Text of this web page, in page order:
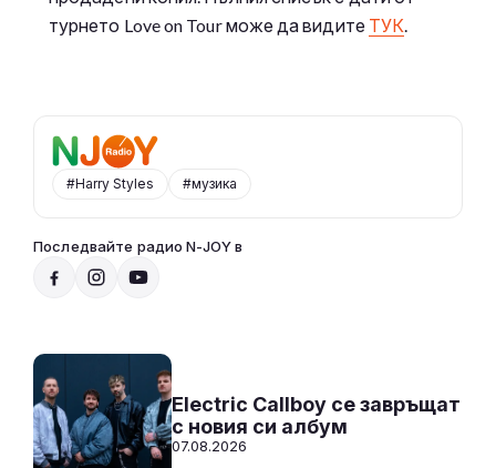
турнето Love on Tour може да видите ТУК.
#Harry Styles #музика
Последвайте радио N-JOY в
10:00 - 14:00
Electric Callboy се завръщат
с новия си албум
07.08.2026